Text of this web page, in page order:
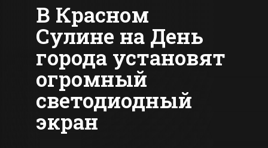
В Красном
Сулине на День
города установят
огромный
светодиодный
экран